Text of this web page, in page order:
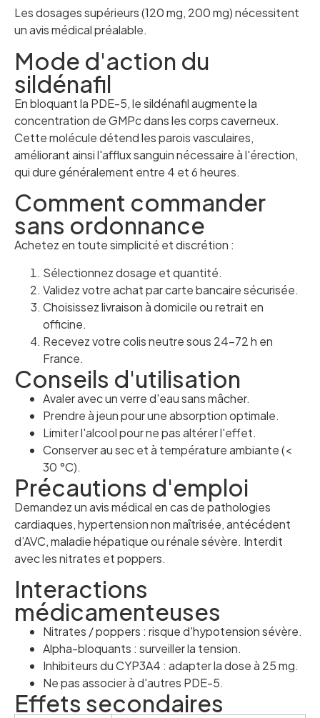
Les dosages supérieurs (120 mg, 200 mg) nécessitent
un avis médical préalable.
Mode d'action du
sildénafil
En bloquant la PDE-5, le sildénafil augmente la
concentration de GMPc dans les corps caverneux.
Cette molécule détend les parois vasculaires,
améliorant ainsi l'afflux sanguin nécessaire à l'érection,
qui dure généralement entre 4 et 6 heures.
Comment commander
sans ordonnance
Achetez en toute simplicité et discrétion :
Sélectionnez dosage et quantité.
Validez votre achat par carte bancaire sécurisée.
Choisissez livraison à domicile ou retrait en
officine.
Recevez votre colis neutre sous 24–72 h en
France.
Conseils d'utilisation
Avaler avec un verre d'eau sans mâcher.
Prendre à jeun pour une absorption optimale.
Limiter l'alcool pour ne pas altérer l'effet.
Conserver au sec et à température ambiante (<
30 °C).
Précautions d'emploi
Demandez un avis médical en cas de pathologies
cardiaques, hypertension non maîtrisée, antécédent
d’AVC, maladie hépatique ou rénale sévère. Interdit
avec les nitrates et poppers.
Interactions
médicamenteuses
Nitrates / poppers : risque d'hypotension sévère.
Alpha-bloquants : surveiller la tension.
Inhibiteurs du CYP3A4 : adapter la dose à 25 mg.
Ne pas associer à d'autres PDE-5.
Effets secondaires